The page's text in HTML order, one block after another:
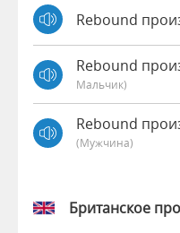
Rebound
Rebound
Мальчик)
Rebound
(мужчина)
Британское